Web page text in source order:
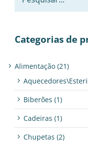
Categorias de
Alimentação (21)
Biberões (1)
Cadeiras (1)
Chupetas (2)